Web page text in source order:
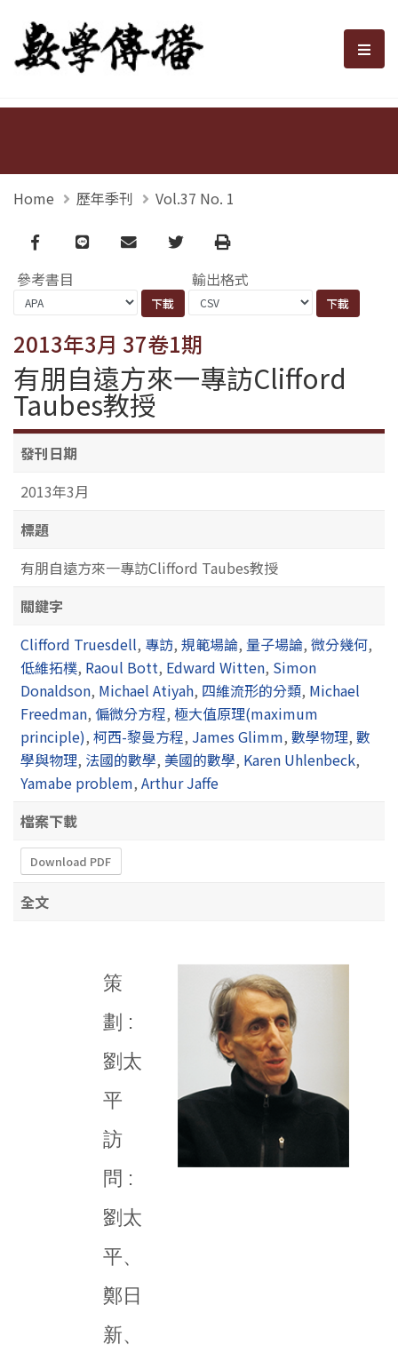
數學傳播 選
Home 歷年季刊 Vol.37 No. 1
Facebook
line email TwitterPrint
參考書目 輸出格式
2013年3月 37卷1期
有朋自遠方來一專訪Clifford
Taubes教授
發刊日期
2013年3月
標題
有朋自遠方來一專訪Clifford Taubes教授
關鍵字
Clifford Truesdell, 專訪, 規範場論, 量子場論, 微分幾何,
低維拓樸, Raoul Bott, Edward Witten, Simon
Donaldson, Michael Atiyah, 四維流形的分類, Michael
Freedman, 偏微分方程, 極大值原理(maximum
principle), 柯西-黎曼方程, James Glimm, 數學物理, 數
學與物理, 法國的數學, 美國的數學, Karen Uhlenbeck,
Yamabe problem, Arthur Jaffe
檔案下載
Download PDF
全文
策
劃 :
劉太
平
訪
問 :
劉太
平、
鄭日
新、